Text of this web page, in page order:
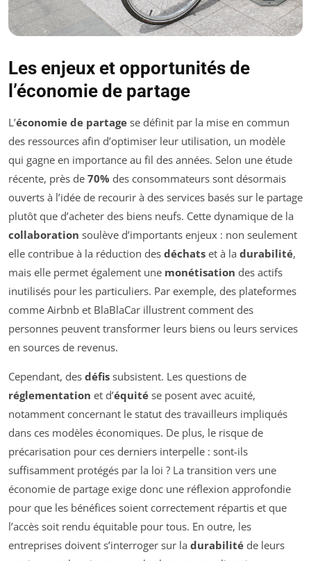
Les enjeux et opportunités de
l’économie de partage
L’économie de partage se définit par la mise en commun
des ressources afin d’optimiser leur utilisation, un modèle
qui gagne en importance au fil des années. Selon une étude
récente, près de 70% des consommateurs sont désormais
ouverts à l’idée de recourir à des services basés sur le partage
plutôt que d’acheter des biens neufs. Cette dynamique de la
collaboration soulève d’importants enjeux : non seulement
elle contribue à la réduction des déchats et à la durabilité,
mais elle permet également une monétisation des actifs
inutilisés pour les particuliers. Par exemple, des plateformes
comme Airbnb et BlaBlaCar illustrent comment des
personnes peuvent transformer leurs biens ou leurs services
en sources de revenus.
Cependant, des défis subsistent. Les questions de
réglementation et d’équité se posent avec acuité,
notamment concernant le statut des travailleurs impliqués
dans ces modèles économiques. De plus, le risque de
précarisation pour ces derniers interpelle : sont-ils
suffisamment protégés par la loi ? La transition vers une
économie de partage exige donc une réflexion approfondie
pour que les bénéfices soient correctement répartis et que
l’accès soit rendu équitable pour tous. En outre, les
entreprises doivent s’interroger sur la durabilité de leurs